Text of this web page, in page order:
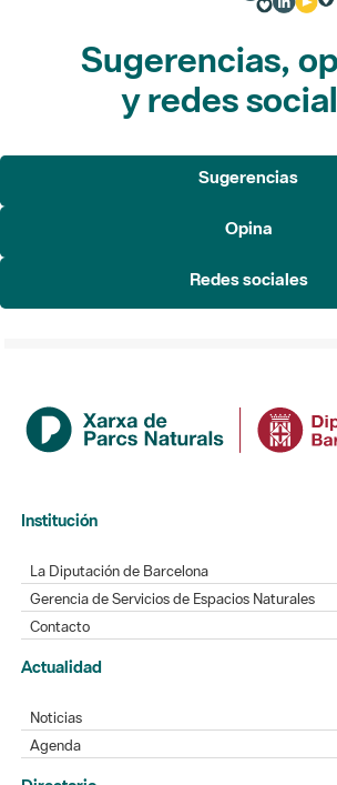
Sugerencias,
y redes
Sugerencias
Opina
Redes sociales
Institución
La Diputación de Barcelona
Gerencia de Servicios de Espacios Naturales
Contacto
Actualidad
Noticias
Agenda